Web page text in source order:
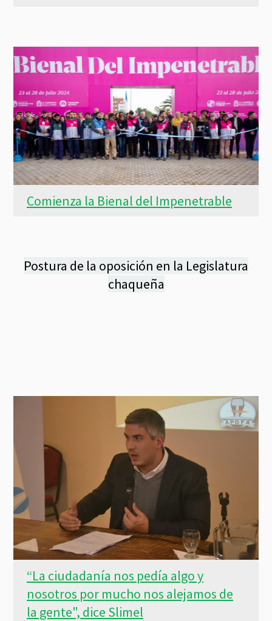
Comienza la Bienal del Impenetrable
Postura de la oposición en la Legislatura
chaqueña
“La ciudadanía nos pedía algo y
nosotros por mucho nos alejamos de
la gente", dice Slimel